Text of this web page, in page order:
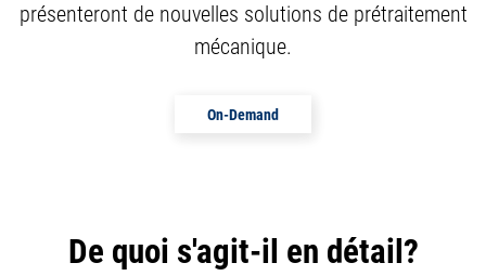
présenteront de nouvelles solutions de prétraitement
mécanique.
On-Demand
De quoi s'agit-il en détail?